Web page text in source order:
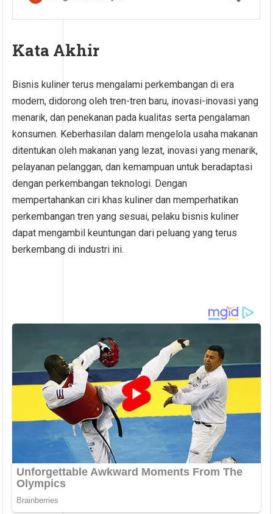
Kata Akhir
Bisnis kuliner terus mengalami perkembangan di era
modern, didorong oleh tren-tren baru, inovasi-inovasi yang
menarik, dan penekanan pada kualitas serta pengalaman
konsumen. Keberhasilan dalam mengelola usaha makanan
ditentukan oleh makanan yang lezat, inovasi yang menarik,
pelayanan pelanggan, dan kemampuan untuk beradaptasi
dengan perkembangan teknologi. Dengan
mempertahankan ciri khas kuliner dan memperhatikan
perkembangan tren yang sesuai, pelaku bisnis kuliner
dapat mengambil keuntungan dari peluang yang terus
berkembang di industri ini.